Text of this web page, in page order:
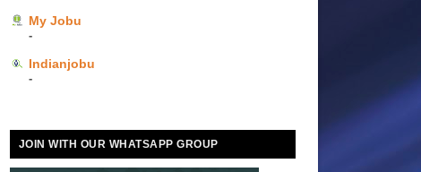
My Jobu
-
Indianjobu
-
JOIN WITH OUR WHATSAPP GROUP